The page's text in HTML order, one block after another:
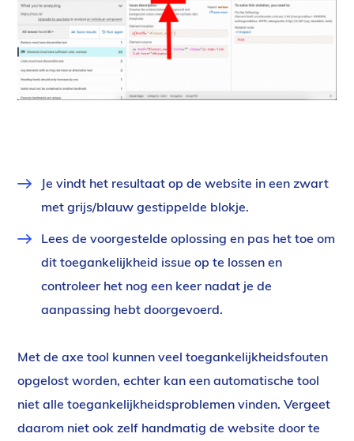
Je vindt het resultaat op de website in een zwart
met grijs/blauw gestippelde blokje.
Lees de voorgestelde oplossing en pas het toe om
dit toegankelijkheid issue op te lossen en
controleer het nog een keer nadat je de
aanpassing hebt doorgevoerd.
Met de axe tool kunnen veel toegankelijkheidsfouten
opgelost worden, echter kan een automatische tool
niet alle toegankelijkheidsproblemen vinden. Vergeet
daarom niet ook zelf handmatig de website door te